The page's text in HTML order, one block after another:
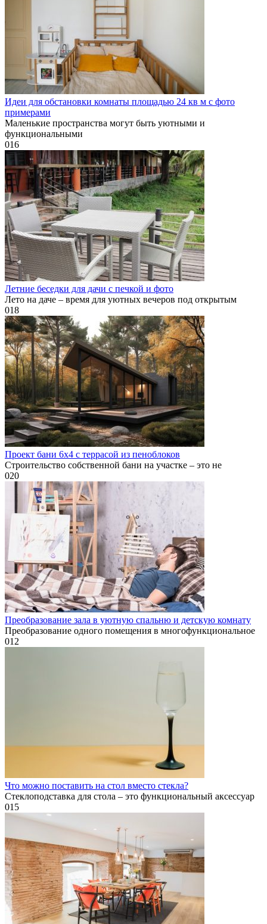
Идеи для обстановки комнаты площадью 24 кв м с фото
примерами
Маленькие пространства могут быть уютными и
функциональными
016
Летние беседки для дачи с печкой и фото
Лето на даче – время для уютных вечеров под открытым
018
Проект бани 6х4 с террасой из пеноблоков
Строительство собственной бани на участке – это не
020
Преобразование зала в уютную спальню и детскую комнату
Преобразование одного помещения в многофункциональное
012
Что можно поставить на стол вместо стекла?
Стеклоподставка для стола – это функциональный аксессуар
015